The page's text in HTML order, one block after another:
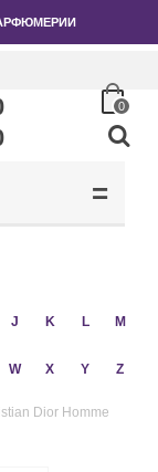
0
J K L M
W X Y Z
Dior Homme